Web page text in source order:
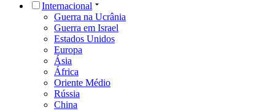
Internacional
Guerra na Ucrânia
Guerra em Israel
Estados Unidos
Europa
Ásia
África
Oriente Médio
Rússia
China